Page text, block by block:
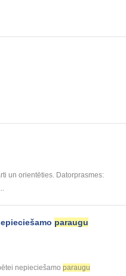
un orientēties. Datorprasmes:
paraugu
nepieciešamo paraugu